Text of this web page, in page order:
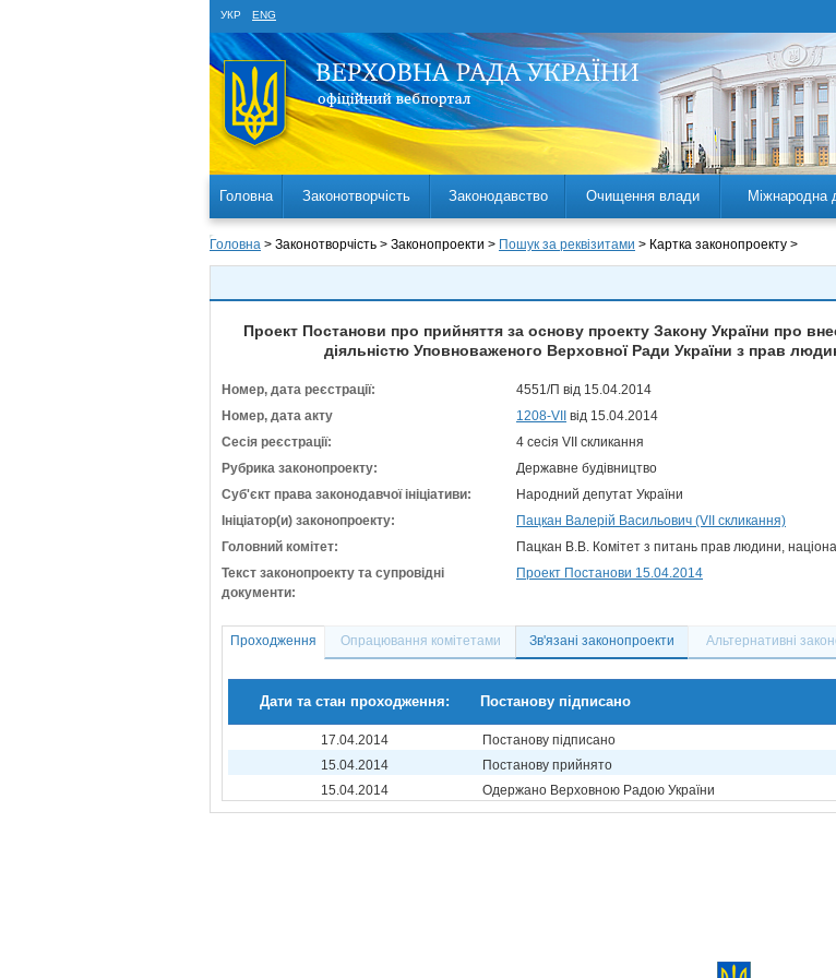
УКР ENG
Головна Законотворчість Законодавство Очищення влади Міжнародна
Головна > Законотворчість > Законопроекти > Пошук за реквізитами > Картка законопроекту >
Проект Постанови про прийняття за основу проекту Закону України про
діяльністю Уповноваженого Верховної Ради України з прав
Номер, дата реєстрації:
4551/П від 15.04.2014
Номер, дата акту
1208-VII
від 15.04.2014
Сесія реєстрації:
4 сесія VII скликання
Рубрика законопроекту:
Державне будівництво
Суб'єкт права законодавчої ініціативи:
Народний депутат України
Ініціатор(и) законопроекту:
Пацкан Валерій Васильович (VII скликання)
Головний комітет:
Пацкан В.В. Комітет з питань прав людини,
Текст законопроекту та супровідні
документи:
Проект Постанови 15.04.2014
Проходження Опрацювання комітетами Зв'язані законопроекти Альтернативні
Дати та стан проходження: Постанову підписано
17.04.2014
Постанову підписано
15.04.2014
Постанову прийнято
15.04.2014
Одержано Верховною Радою України